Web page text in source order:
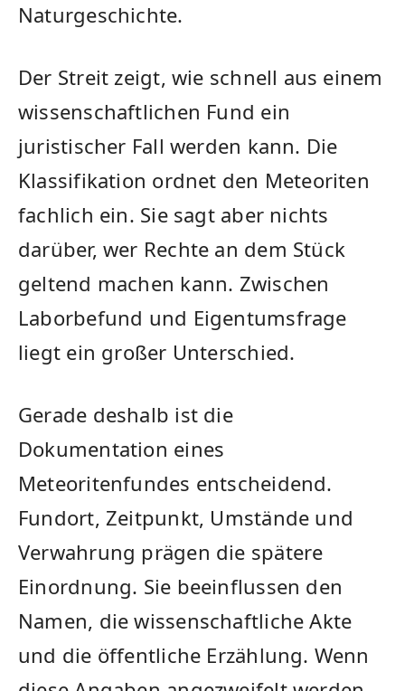
Naturgeschichte.
Der Streit zeigt, wie schnell aus einem
wissenschaftlichen Fund ein
juristischer Fall werden kann. Die
Klassifikation ordnet den Meteoriten
fachlich ein. Sie sagt aber nichts
darüber, wer Rechte an dem Stück
geltend machen kann. Zwischen
Laborbefund und Eigentumsfrage
liegt ein großer Unterschied.
Gerade deshalb ist die
Dokumentation eines
Meteoritenfundes entscheidend.
Fundort, Zeitpunkt, Umstände und
Verwahrung prägen die spätere
Einordnung. Sie beeinflussen den
Namen, die wissenschaftliche Akte
und die öffentliche Erzählung. Wenn